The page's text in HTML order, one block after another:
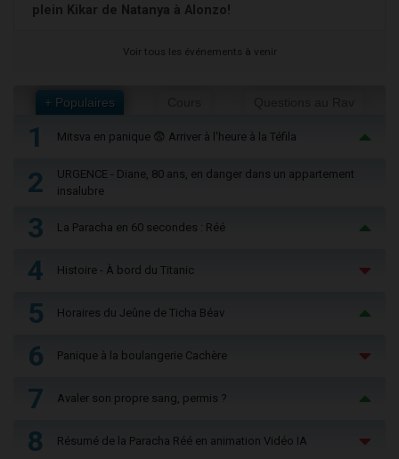
plein Kikar de Natanya à Alonzo!
Voir tous les événements à venir
+ Populaires
1 Mitsva en panique 😨 Arriver à l'heure à la Téfila
2
URGENCE - Diane, 80 ans, en danger dans un appartement
insalubre
3 La Paracha en 60 secondes : Réé
4 Histoire - À bord du Titanic
5 Horaires du Jeûne de Ticha Béav
6 Panique à la boulangerie Cachère
7 Avaler son propre sang, permis ?
8 Résumé de la Paracha Réé en animation Vidéo IA